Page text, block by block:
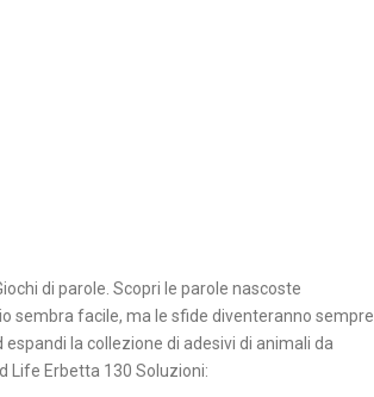
di parole. Scopri le parole nascoste
sembra facile, ma le sfide diventeranno sempre
la collezione di adesivi di animali da
Life Erbetta 130 Soluzioni: